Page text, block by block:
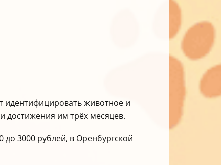
идентифицировать животное и
достижения им трёх месяцев.
3000 рублей, в Оренбургской